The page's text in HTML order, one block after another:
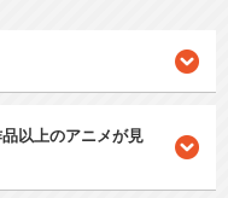
以上のアニメが見